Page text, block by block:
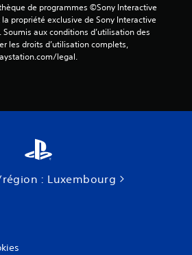
de programmes ©Sony Interactive
propriété exclusive de Sony Interactive
Soumis aux conditions d’utilisation des
les droits d’utilisation complets,
legal.
région : Luxembourg